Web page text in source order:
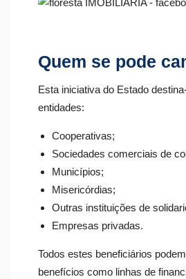
Quem se pode
Esta iniciativa do Estado
entidades:
Cooperativas;
Sociedades comerciais de
Municípios;
Misericórdias;
Outras instituições de
Empresas privadas.
Todos estes beneficiários
benefícios como linhas de